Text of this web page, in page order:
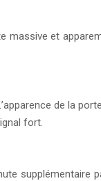
massive et
de la
fort.
supplémentaire